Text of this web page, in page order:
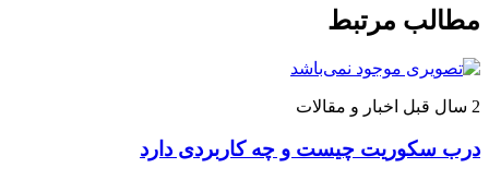
مطالب مرتبط
2 سال قبل اخبار و مقالات
درب سکوریت چیست و چه کاربردی دارد